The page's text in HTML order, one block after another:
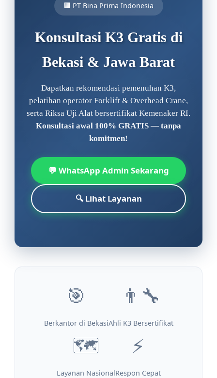
🏢 PT Bina Prima Indonesia
Konsultasi K3 Gratis di
Bekasi & Jawa Barat
Dapatkan rekomendasi pemenuhan K3,
pelatihan operator Forklift & Overhead Crane,
serta Riksa Uji Alat bersertifikat Kemenaker RI.
Konsultasi awal 100% GRATIS — tanpa
komitmen!
💬 WhatsApp Admin Sekarang
🔍 Lihat Layanan
🎯
Berkantor di Bekasi
👨‍🔧
Ahli K3 Bersertifikat
🗺️
Layanan Nasional
⚡
Respon Cepat